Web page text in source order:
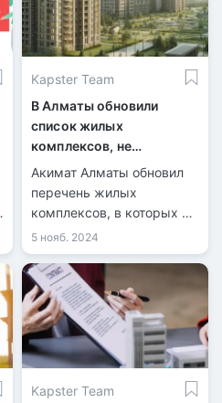
нарушения в
строительстве объектов.
Kapster Team
В Алматы обновили
список жилых
комплексов, не
рекомендованных для
Акимат Алматы обновил
перечень жилых
комплексов, в которых не
рекомендуется
приобретать . На данный
момент в списке числятся
36 объектов.
5 нояб. 2024
Kapster Team